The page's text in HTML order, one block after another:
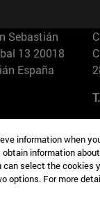
Sebastián
13 20018
España
T.
Nueva York
information when
information
can select the cookies
options. For more